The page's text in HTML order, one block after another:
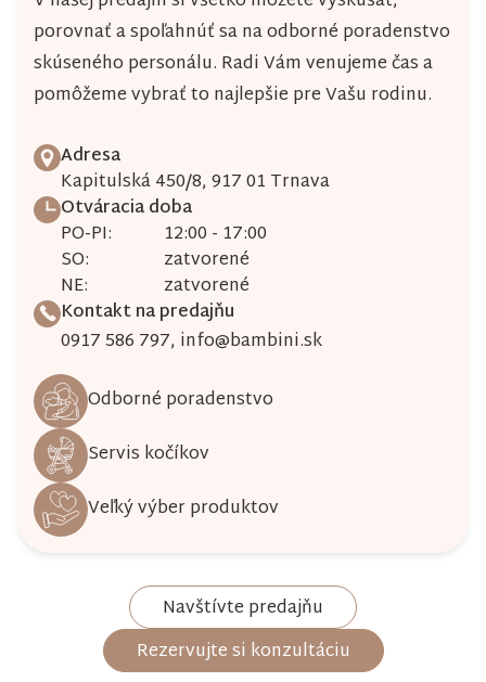
porovnať a spoľahnúť sa na odborné poradenstvo
skúseného personálu. Radi Vám venujeme čas a
pomôžeme vybrať to najlepšie pre Vašu rodinu.
Adresa
Kapitulská 450/8, 917 01 Trnava
Otváracia doba
PO-PI:
12:00 - 17:00
SO:
zatvorené
NE:
zatvorené
Kontakt na predajňu
0917 586 797, info@bambini.sk
Odborné poradenstvo
Servis kočíkov
Veľký výber produktov
Navštívte predajňu
Rezervujte si konzultáciu